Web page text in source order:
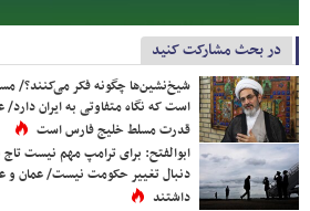
در بحث مشارکت کنید
شیخ‌نشین‌ها چگونه فکر می‌کنند؟/
است که نگاه متفاوتی به ایران
قدرت مسلط خلیج فارس است
ابوالفتح: برای ترامپ مهم نیست تاج
دنبال تغییر حکومت نیست/ عمان
داشتند